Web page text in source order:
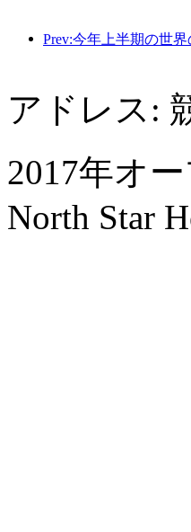
アドレス:
2017年オ
North Star